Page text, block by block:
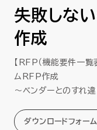
HUE 機能一覧
サービス
OXYGラインナッ
事例
失敗しな
作成
【RFP（機能要件一覧
ムRFP作成
～ベンダーとのすれ
ダウンロードフォーム